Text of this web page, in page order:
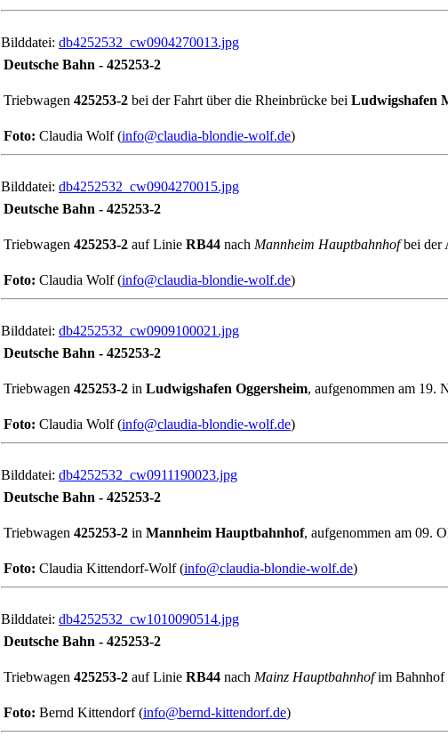
Bilddatei: db4252532_cw0904270013.jpg
Deutsche Bahn - 425253-2
Triebwagen 425253-2 bei der Fahrt über die Rheinbrücke bei Ludwigshafen
Foto: Claudia Wolf (info@claudia-blondie-wolf.de)
Bilddatei: db4252532_cw0904270015.jpg
Deutsche Bahn - 425253-2
Triebwagen 425253-2 auf Linie RB44 nach Mannheim Hauptbahnhofbei der
Foto: Claudia Wolf (info@claudia-blondie-wolf.de)
Bilddatei: db4252532_cw0909100021.jpg
Deutsche Bahn - 425253-2
Triebwagen 425253-2 in Ludwigshafen Oggersheim, aufgenommen am 19.
Foto: Claudia Wolf (info@claudia-blondie-wolf.de)
Bilddatei: db4252532_cw0911190023.jpg
Deutsche Bahn - 425253-2
Triebwagen 425253-2 in Mannheim Hauptbahnhof, aufgenommen am 09.
Foto: Claudia Kittendorf-Wolf (info@claudia-blondie-wolf.de)
Bilddatei: db4252532_cw1010090514.jpg
Deutsche Bahn - 425253-2
Triebwagen 425253-2 auf Linie RB44 nach Mainz Hauptbahnhofim Bahnhof
Foto: Bernd Kittendorf (info@bernd-kittendorf.de)